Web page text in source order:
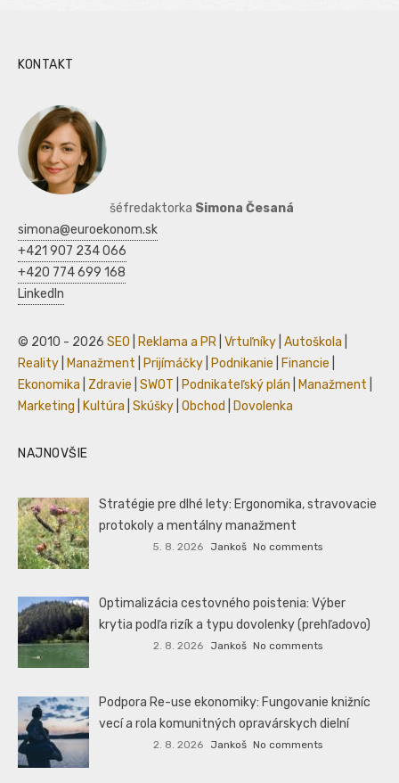
KONTAKT
šéfredaktorka Simona Česaná
simona@euroekonom.sk
+421 907 234 066
+420 774 699 168
LinkedIn
© 2010 - 2026 SEO Reklama a PR Vrtuľníky Autoškola
Reality
Manažment Prijímáčky Podnikanie Financie
Ekonomika
Zdravie SWOT Podnikateľský plán Manažment
Marketing
Kultúra Skúšky Obchod Dovolenka
NAJNOVŠIE
Stratégie pre dlhé lety: Ergonomika, stravovacie
protokoly a mentálny manažment
5. 8. 2026 Jankoš No comments
Optimalizácia cestovného poistenia: Výber
krytia podľa rizík a typu dovolenky (prehľadovo)
2. 8. 2026 Jankoš No comments
Podpora Re-use ekonomiky: Fungovanie knižníc
vecí a rola komunitných opravárskych dielní
2. 8. 2026 Jankoš No comments